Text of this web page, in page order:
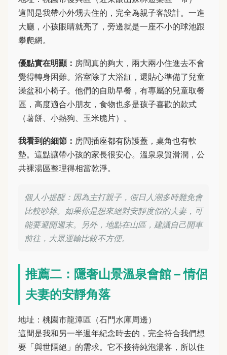
這間是我帶小外甥去住的，完全為親子客設計。一進
大廳，小孩眼睛就亮了，旁邊就是一座不小的球池跟
攀爬網。
優點實在明顯： 房間真的夠大，兩大兩小住進去不會
覺得轉身困難。浴室除了大浴缸，還貼心準備了兒童
澡盆和小椅子。他們的自助早餐，有專屬的兒童取餐
區，高度適合小朋友，食物也多是孩子喜歡的款式
（薯餅、小熱狗、玉米脆片）。
我看到的細節： 房間插座都有防護蓋，桌角也有軟
墊。這點讓帶小孩的家長很安心。溫泉泉質滑潤，公
共裸湯區整理得相當乾淨。
個人小提醒：因為主打親子，假日人潮多時難免會
比較吵雜。如果你是想來絕對安靜度假的夫妻，可
能要避開週末。另外，地點在山區，建議自己開車
前往，大眾運輸比較不方便。
推薦二：隱奢山景溫泉會館 – 情侶
夫妻的安靜角落
地址：桃園市龍潭區（石門水庫周邊）
這間是我和另一半週年紀念時去的，完全符合我們想
要「與世隔絕」的需求。它不接待純泡湯客，所以住